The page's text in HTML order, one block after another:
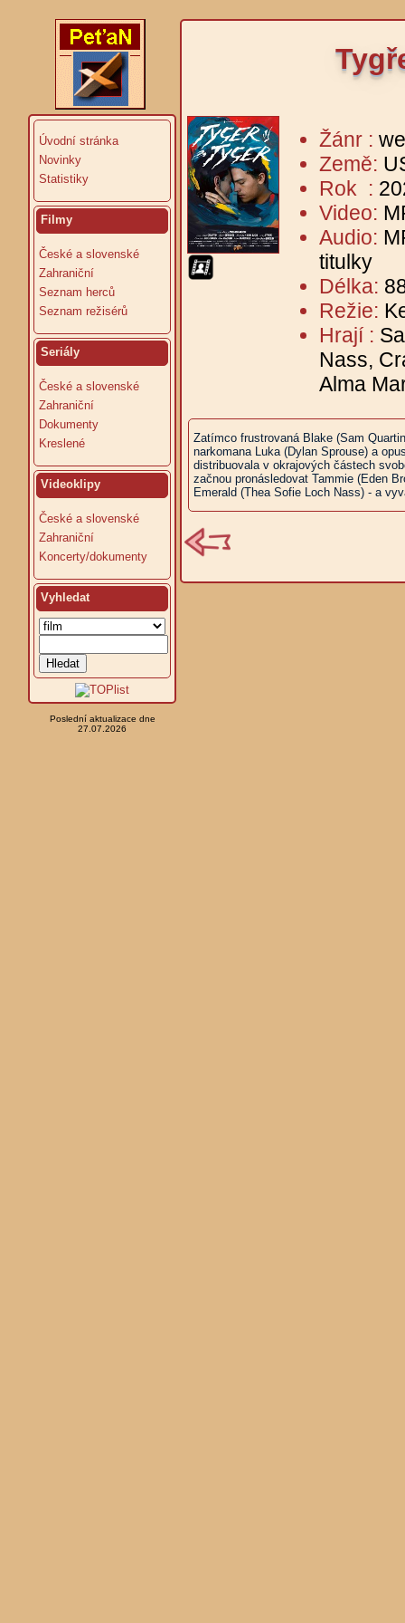
Úvodní stránka
Novinky
Statistiky
Filmy
České a slovenské
Zahraniční
Seznam herců
Seznam režisérů
Seriály
České a slovenské
Zahraniční
Dokumenty
Kreslené
Videoklipy
České a slovenské
Zahraniční
Koncerty/dokumenty
Vyhledat
Poslední aktualizace dne
27.07.2026
Žánr :
Země:
Rok :
Video:
Audio:
titulky
Délka:
Režie:
Hrají :
Nass,
Alma
Zatímco frustrovaná Blake (Sam
narkomana Luka (Dylan Sprouse) a
distribuovala v okrajových částech
začnou pronásledovat Tammie (Eden
Emerald (Thea Sofie Loch Nass) - a